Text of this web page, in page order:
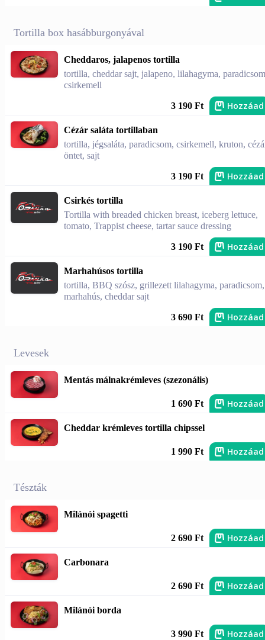
Tortilla box hasábburgonyával
Cheddaros, jalapenos tortilla
tortilla, cheddar sajt, jalapeno, lilahagyma,
csirkemell
3 190 Ft Hozzáad
Cézár saláta tortillaban
tortilla, jégsaláta, paradicsom, csirkemell, kruton,
öntet, sajt
3 190 Ft Hozzáad
Csirkés tortilla
Tortilla with breaded chicken breast, iceberg lettuce,
tomato, Trappist cheese, tartar sauce dressing
3 190 Ft Hozzáad
Marhahúsos tortilla
tortilla, BBQ szósz, grillezett lilahagyma, paradicsom,
marhahús, cheddar sajt
3 690 Ft Hozzáad
Levesek
Mentás málnakrémleves (szezonális)
1 690 Ft Hozzáad
Cheddar krémleves tortilla chipssel
1 990 Ft Hozzáad
Tészták
Milánói spagetti
2 690 Ft Hozzáad
Carbonara
2 690 Ft Hozzáad
Milánói borda
3 990 Ft Hozzáad